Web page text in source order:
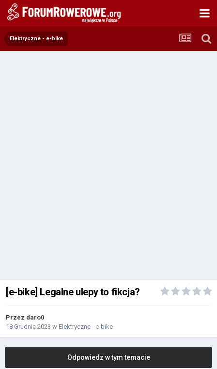
Elektryczne - e-bike
[e-bike] Legalne ulepy to fikcja?
Przez daro0
18 Grudnia 2023 w Elektryczne - e-bike
Odpowiedz w tym temacie